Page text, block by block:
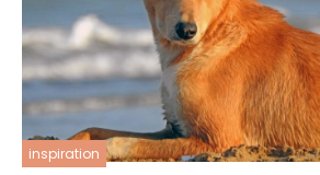
inspiration